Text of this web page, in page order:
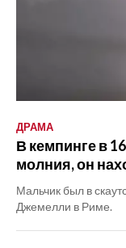
ДРАМА
В кемпинге в
молния, он
Мальчик был в
Джемелли в Риме.